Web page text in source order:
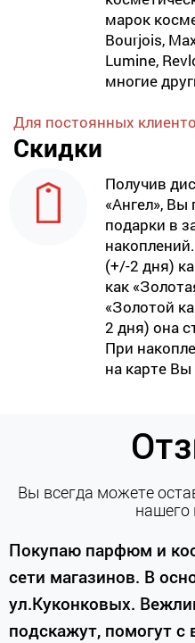
марок
Bourjois,
Lumine,
многие
Для постоянных
Скидки
Получив
«Ангел», Вы
подарки в
(+/-2 дня)
как
«Золотой
2 дня) она
При
на карте Вы
Вы всегда можете
нашего
Покупаю парфюм и
сети магазинов. В
ул.Куконковых.
подскажут, помогут